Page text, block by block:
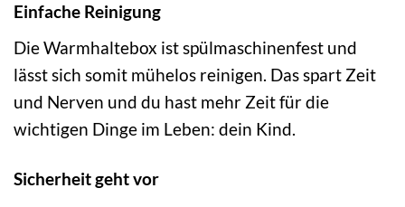
Einfache Reinigung
Die Warmhaltebox ist spülmaschinenfest und
lässt sich somit mühelos reinigen. Das spart Zeit
und Nerven und du hast mehr Zeit für die
wichtigen Dinge im Leben: dein Kind.
Sicherheit geht vor